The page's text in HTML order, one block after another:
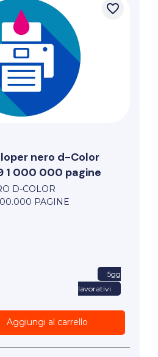
favorite_border
nero d-Color
1 000 000 pagine
D-COLOR
PAGINE
5gg
lavorativi
Aggiungi al carrello